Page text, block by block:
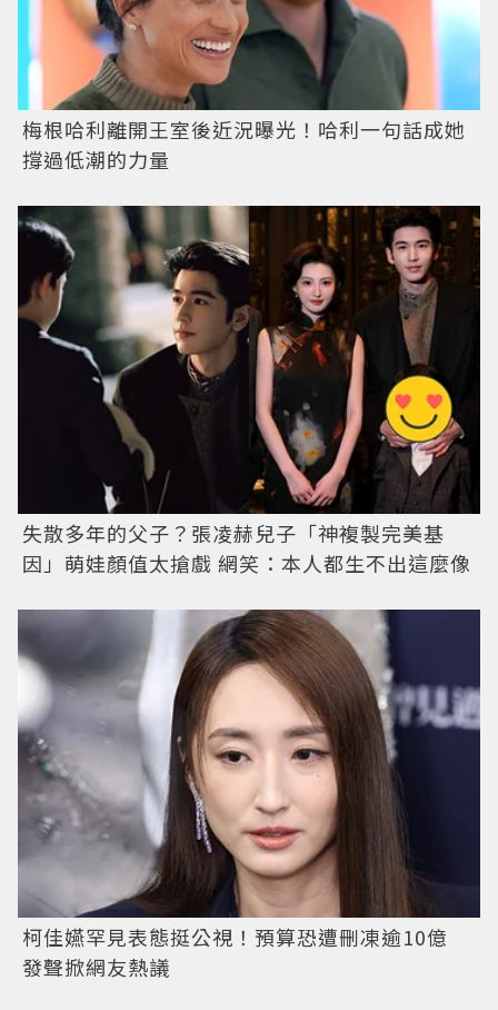
梅根哈利離開王室後近況曝光！哈利一句話成她
撐過低潮的力量
失散多年的父子？張凌赫兒子「神複製完美基
因」萌娃顏值太搶戲 網笑：本人都生不出這麼像
柯佳嬿罕見表態挺公視！預算恐遭刪凍逾10億
發聲掀網友熱議